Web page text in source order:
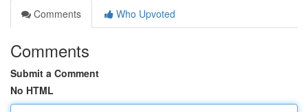
Comments
Who Upvoted
Comments
Submit a Comment
No HTML